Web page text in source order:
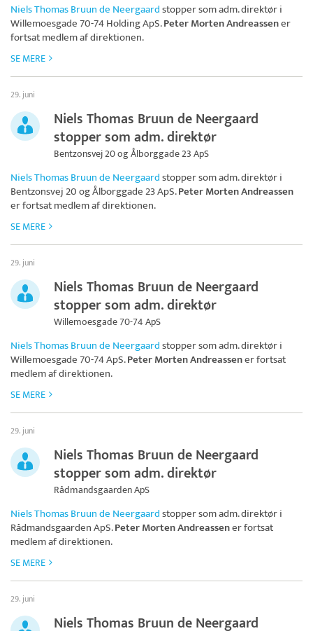
Niels Thomas Bruun de Neergaardstopper som adm. direktør i
Willemoesgade 70-74 Holding ApS.Peter Morten Andreassener
fortsat medlem af direktionen.
SE MERE
29. juni
Niels Thomas Bruun de Neergaard
stopper som adm. direktør
Bentzonsvej 20 og Ålborggade 23 ApS
Niels Thomas Bruun de Neergaardstopper som adm. direktør i
Bentzonsvej 20 og Ålborggade 23 ApS.Peter Morten Andreassen
er fortsat medlem af direktionen.
SE MERE
29. juni
Niels Thomas Bruun de Neergaard
stopper som adm. direktør
Willemoesgade 70-74 ApS
Niels Thomas Bruun de Neergaardstopper som adm. direktør i
Willemoesgade 70-74 ApS.Peter Morten Andreassener fortsat
medlem af direktionen.
SE MERE
29. juni
Niels Thomas Bruun de Neergaard
stopper som adm. direktør
Rådmandsgaarden ApS
Niels Thomas Bruun de Neergaardstopper som adm. direktør i
Rådmandsgaarden ApS.Peter Morten Andreassener fortsat
medlem af direktionen.
SE MERE
29. juni
Niels Thomas Bruun de Neergaard